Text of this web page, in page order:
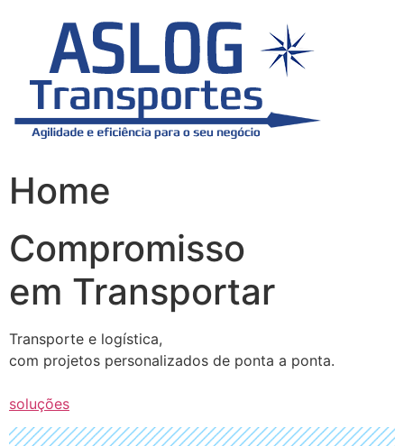
Home
Compromisso
em Transportar
Transporte e logística,
com projetos personalizados de ponta a ponta.
soluções